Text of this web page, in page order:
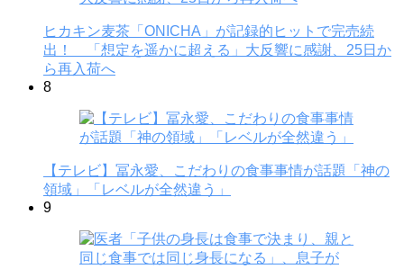
ヒカキン麦茶「ONICHA」が記録的ヒットで完売続
出！ 「想定を遥かに超える」大反響に感謝、25日か
ら再入荷へ
8
【テレビ】冨永愛、こだわりの食事事情が話題「神の
領域」「レベルが全然違う」
9